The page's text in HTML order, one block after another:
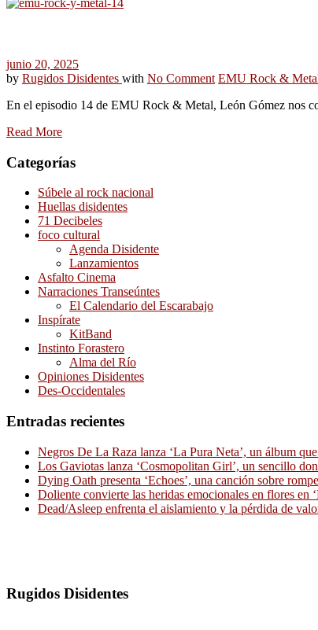
junio 20, 2025
by Rugidos Disidentes with No Comment EMU Rock &
En el episodio 14 de EMU Rock & Metal, León Gómez nos
Read More
Categorías
Súbele al rock nacional
Huellas disidentes
71 Decibeles
foco cultural
Agenda Disidente
Lanzamientos
Asfalto Cinema
Narraciones Transeúntes
El Calendario del Escarabajo
Inspírate
KitBand
Instinto Forastero
Alma del Río
Opiniones Disidentes
Des-Occidentales
Entradas recientes
Negros De La Raza lanza ‘La Pura Neta’, un álbum
Los Gaviotas lanza ‘Cosmopolitan Girl’, un sencillo
Dying Oath presenta ‘Echoes’, una canción sobre
Doliente convierte las heridas emocionales en flores en
Dead/Asleep enfrenta el aislamiento y la pérdida de
Rugidos Disidentes